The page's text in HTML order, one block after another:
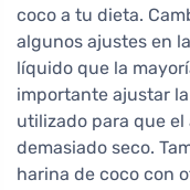
coco a tu dieta.
algunos ajustes en
líquido que la
importante ajustar
utilizado para que
demasiado seco.
harina de coco con